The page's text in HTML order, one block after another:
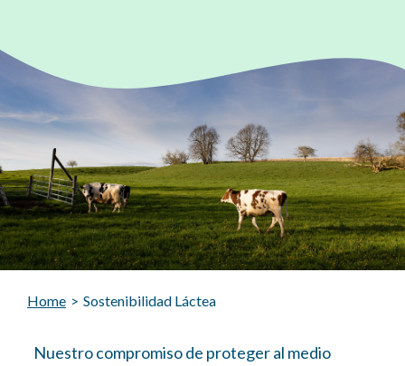
Home > Sostenibilidad Láctea
Nuestro compromiso de proteger al medio